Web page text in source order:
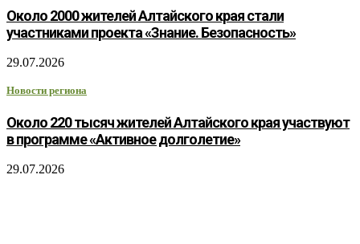
Около 2000 жителей Алтайского края стали
участниками проекта «Знание. Безопасность»
29.07.2026
Новости региона
Около 220 тысяч жителей Алтайского края участвуют
в программе «Активное долголетие»
29.07.2026